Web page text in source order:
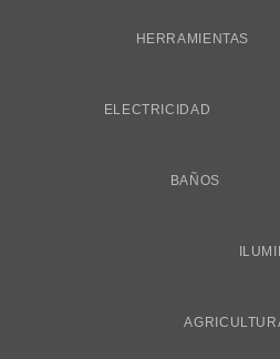
HERRAMIENTAS
ELECTRICIDAD
BAÑOS